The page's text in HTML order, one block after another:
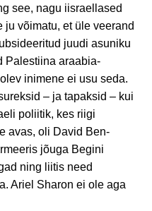
see, nagu iisraellased
ju võimatu, et üle veerand
juudi asuniku
Palestiina araabia-
inimene ei usu seda.
– ja tapaksid – kui
poliitik, kes riigi
avas, oli David Ben-
jõuga Begini
ning liitis need
Ariel Sharon ei ole aga